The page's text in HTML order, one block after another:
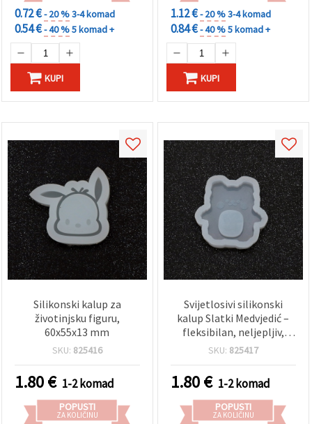
0.72 €- 20 %3-4 komad
0.54 €- 40 %5 komad +
KUPI
1.12 €- 20 %3-4 komad
0.84 €- 40 %5 komad +
KUPI
Silikonski kalup za
životinjsku figuru,
60x55x13 mm
SKU: 825416
1.80€ 1-2 komad
POPUSTI
ZA KOLIČINU
Svijetlosivi silikonski
kalup Slatki Medvjedić –
fleksibilan, neljepljiv,
višekratan; za
glinu i gips; 3D kawaii
dizajn medvjedića za
podmetače, privjeske i DIY
rukotvorine
SKU: 825417
1.80€ 1-2 komad
POPUSTI
ZA KOLIČINU